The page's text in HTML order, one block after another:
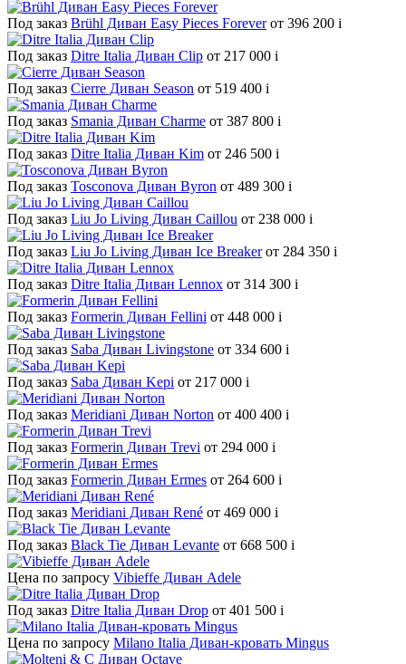
Под заказ Brühl Диван Easy Pieces Forever от 396 200 i
Под заказ Ditre Italia Диван Clip от 217 000 i
Под заказ Cierre Диван Season от 519 400 i
Под заказ Smania Диван Charme от 387 800 i
Под заказ Ditre Italia Диван Kim от 246 500 i
Под заказ Tosconova Диван Byron от 489 300 i
Под заказ Liu Jo Living Диван Caillou от 238 000 i
Под заказ Liu Jo Living Диван Ice Breaker от 284 350 i
Под заказ Ditre Italia Диван Lennox от 314 300 i
Под заказ Formerin Диван Fellini от 448 000 i
Под заказ Saba Диван Livingstone от 334 600 i
Под заказ Saba Диван Kepi от 217 000 i
Под заказ Meridiani Диван Norton от 400 400 i
Под заказ Formerin Диван Trevi от 294 000 i
Под заказ Formerin Диван Ermes от 264 600 i
Под заказ Meridiani Диван René от 469 000 i
Под заказ Black Tie Диван Levante от 668 500 i
Цена по запросу Vibieffe Диван Adele
Под заказ Ditre Italia Диван Drop от 401 500 i
Цена по запросу Milano Italia Диван-кровать Mingus